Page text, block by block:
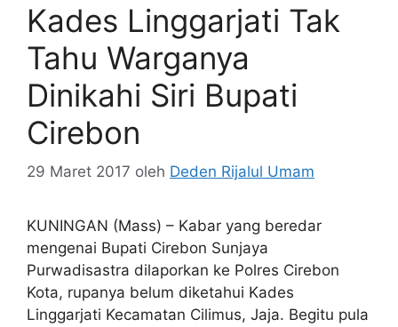
Kades Linggarjati Tak
Tahu Warganya
Dinikahi Siri Bupati
Cirebon
29 Maret 2017 oleh Deden Rijalul Umam
KUNINGAN (Mass) – Kabar yang beredar
mengenai Bupati Cirebon Sunjaya
Purwadisastra dilaporkan ke Polres Cirebon
Kota, rupanya belum diketahui Kades
Linggarjati Kecamatan Cilimus, Jaja. Begitu pula